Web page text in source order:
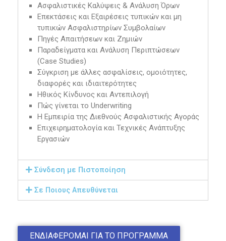
Ασφαλιστικές Καλύψεις & Ανάλυση Όρων
Επεκτάσεις και Εξαιρέσεις τυπικών και μη
τυπικών Ασφαλιστηρίων Συμβολαίων
Πηγές Απαιτήσεων και Ζημιών
Παραδείγματα και Ανάλυση Περιπτώσεων
(Case Studies)
Σύγκριση με άλλες ασφαλίσεις, ομοιότητες,
διαφορές και ιδιαιτερότητες
Ηθικός Κίνδυνος και Αντεπιλογή
Πώς γίνεται το Underwriting
Η Εμπειρία της Διεθνούς Ασφαλιστικής Αγοράς
Επιχειρηματολογία και Τεχνικές Ανάπτυξης
Εργασιών
Σύνδεση με Πιστοποίηση
Σε Ποιους Απευθύνεται
ΕΝΔΙΑΦΕΡΟΜΑΙ ΓΙΑ ΤΟ ΠΡΟΓΡΑΜΜΑ